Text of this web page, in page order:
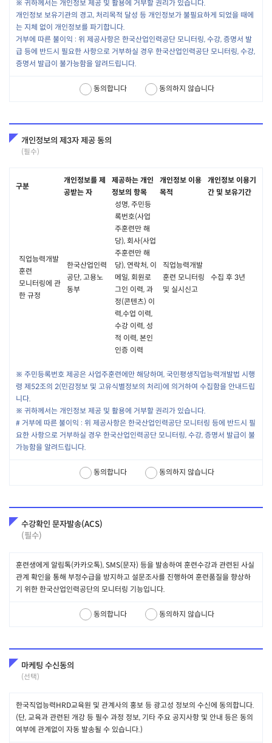
회사의 업무상 또는 기술상의 장애로 인하여 서비스를 개시하지 못하
는 경우에는 사이트에 공지하거나 회원에게 통지합니다.
제 9조 서비스의 이용시간
서비스의 이용은 연중무휴 1일 24시간을 원칙으로 합니다. 다만, 시스
스가 일시 중지될 수 있습니다. 이러한 경우 회사는 사전 또는 사후에
회사는 변경될 서비스의 내용 및 제공일자를 회원에게 통지하고 서비
스를 변경하여 제공할 수 있습니다.
회사는 다음 각 호에 해당하는 경우 서비스의 전부 또는 일부를 제한하
거나 중단할 수 있습니다.
서비스용 설비의 확장, 보수 등 공사로 인한 부득이한 경우
회사가 통제하기 곤란한 사정으로 불가피하게 서비스 중단이
서비스 이용량의 폭주 등으로 정상적인 서비스 이용에 지장이
있는 경우
새로운 서비스로의 교체 등 회사가 적절하다고 판단하는 경우
기타 정전, 천재지변, 국가비상사태 등 불가항력적 사유가 있는
회사는 제2항에 의한 서비스 중단의 경우에는 회원에게 그 사실을 사
전에 통지합니다. 다만, 회사가 통제할 수 없는 사유로 인한 서비스의
중단으로 인하여 사전 통지가 불가능한 경우에는 예외로 합니다.
원이 이미 결제한 유료 서비스를 이용할 수 없을 경우에는 당해 유료 서
비스의 잔여기간을 보상하는 방식으로 회원에게 보상합니다.
제 11조 ID와 PASSWORD의 관리
회원은 ID와 PASSWORD를 스스로의 책임하에 관리하여야 하며, 회
원이 ID와 PASSWORD를 소홀히 관리하거나 무단양도, 대여 등을 하
회사는 사이트 통합, 회사의 중요정책 변경에 따라 ID의 본질적인 부분
제 12조 회원의 게시물
일과 링크, 각종 덧글 등의 정보를 의미합니다.
배되지 않도록 유의해야 합니다.
회원은 다음 각 호에 해당하는 게시물을 게시하거나 전달할 수 없으며
있으며, 회원은 그 지침에 따라 각종 게시물을 등록하거나 삭제하여야
합니다.
회사, 다른 회원 또는 제3자를 비방하거나 명예를 손상시키는
※ 귀하께서는 개인정보 제공 및 활용에 거부할 권리가 있습니다.
개인정보 보유기관의 경고, 처리목적 달성 등 개인정보가 불필요하게 되었을 때에
는 지체 없이 개인정보를 파기합니다.
거부에 따른 불이익 : 위 제공사항은 한국산업인력공단 모니터링, 수강, 증명서 발
급 등에 반드시 필요한 사항으로 거부하실 경우 한국산업인력공단 모니터링, 수강,
증명서 발급이 불가능함을 알려드립니다.
동의합니다 동의하지 않습니다
개인정보의 제3자 제공 동의
(필수)
구분
개인정보를 제
공받는 자
제공하는 개인
정보의 항목
개인정보 이용
목적
개인정보 이용기
간 및 보유기간
직업능력개발
훈련
모니터링에 관
한 규정
한국산업인력
공단, 고용노
동부
성명, 주민등
록번호(사업
주훈련만 해
당), 회사(사업
주훈련만 해
당), 연락처, 이
메일, 회원로
그인 이력, 과
정(콘텐츠) 이
력,수업 이력,
수강 이력, 성
적 이력, 본인
인증 이력
직업능력개발
훈련 모니터링
및 실시신고
수집 후 3년
※ 주민등록번호 제공은 사업주훈련에만 해당하며, 국민평생직업능력개발법 시행
령 제52조의 2(민감정보 및 고유식별정보의 처리)에 의거하여 수집함을 안내드립
니다.
※ 귀하께서는 개인정보 제공 및 활용에 거부할 권리가 있습니다.
# 거부에 따른 불이익 : 위 제공사항은 한국산업인력공단 모니터링 등에 반드시 필
요한 사항으로 거부하실 경우 한국산업인력공단 모니터링, 수강, 증명서 발급이 불
가능함을 알려드립니다.
동의합니다 동의하지 않습니다
수강확인 문자발송(ACS)
(필수)
훈련생에게 알림톡(카카오톡), SMS(문자) 등을 발송하여 훈련수강과 관련된 사실
관계 확인을 통해 부정수급을 방지하고 설문조사를 진행하여 훈련품질을 향상하
기 위한 한국산업인력공단의 모니터링 기능입니다.
동의합니다 동의하지 않습니다
마케팅 수신동의
(선택)
한국직업능력HRD교육원 및 관계사의 홍보 등 광고성 정보의 수신에 동의합니다.
(단, 교육과 관련된 개강 등 필수 과정 정보, 기타 주요 공지사항 및 안내 등은 동의
여부에 관계없이 자동 발송될 수 있습니다.)